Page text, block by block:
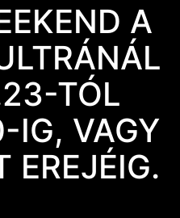
A
TÓL
IG, VAGY
EREJÉIG.